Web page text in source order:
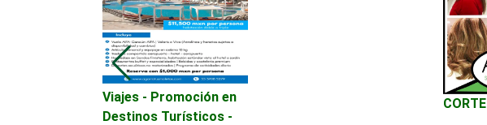
Asociaciones
Empresariales
Audio, Sonido e
Iluminación
Autobuses Automatización
Viajes - Promoción en
Destinos Turísticos -